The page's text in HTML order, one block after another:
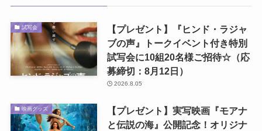
試写会
【プレゼント】『ヒンド・ラジャ
ブの声』トークイベント付き特別
試写会に10組20名様ご招待☆（応
募締切：8月12日）
2026.8.05
映画グッズ
【プレゼント】実写映画『モアナ
と伝説の海』公開記念！オリジナ